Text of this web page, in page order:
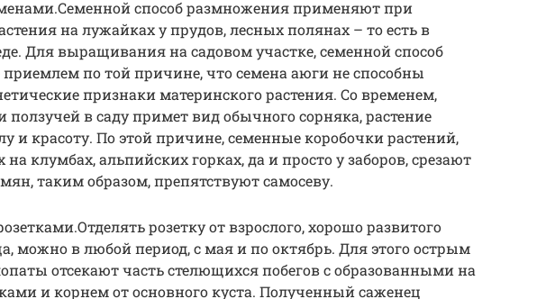
способ размножения применяют при
на лужайках у прудов, лесных полянах – то есть в
Для выращивания на садовом участке, семенной способ
по той причине, что семена аюги не способны
признаки материнского растения. Со временем,
ползучей в саду примет вид обычного сорняка, растение
и красоту. По этой причине, семенные коробочки растений,
клумбах, альпийских горках, да и просто у заборов, срезают
таким образом, препятствуют самосеву.
розетку от взрослого, хорошо развитого
можно в любой период, с мая и по октябрь. Для этого острым
отсекают часть стелющихся побегов с образованными на
и корнем от основного куста. Полученный саженец